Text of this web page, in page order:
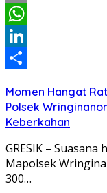
Email
WhatsApp
LinkedIn
Momen Hangat
Polsek
Keberkahan
GRESIK –
Mapolsek
300…